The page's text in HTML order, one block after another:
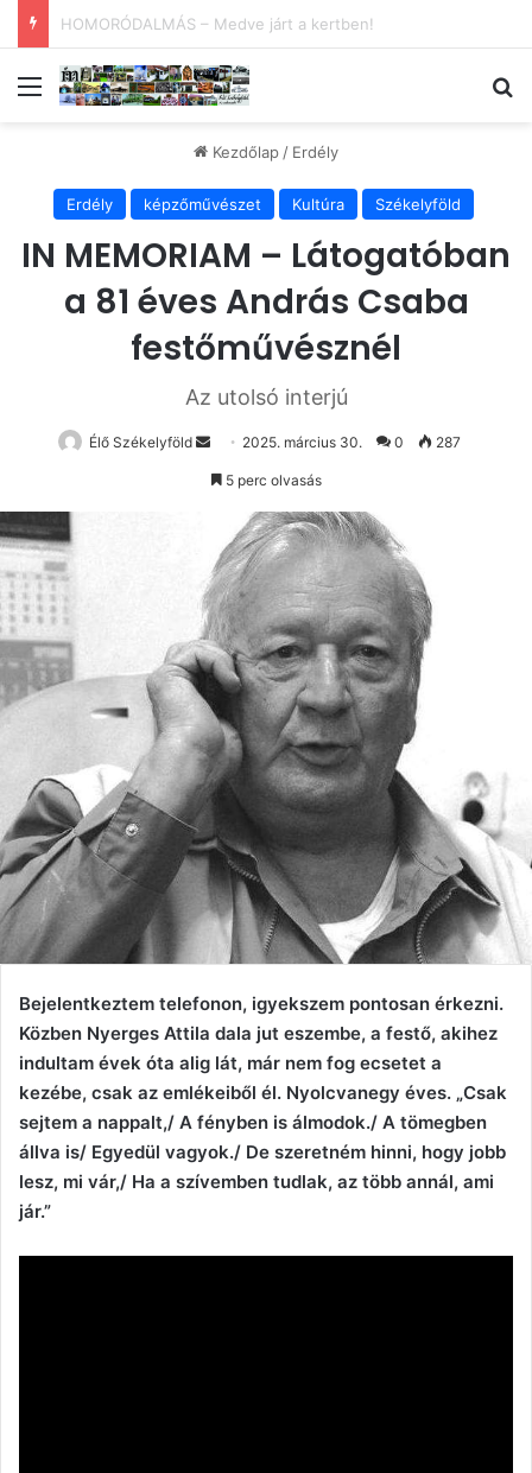
Kezdődik az 54. Tokaji Írótábor
Menü
Kezdőlap/ Erdély
Erdély képzőművészet Kultúra Székelyföld
IN MEMORIAM – Látogatóban
a 81 éves András Csaba
festőművésznél
Az utolsó interjú
Élő Székelyföld
Send
an
2025. március 30. 0 287
5 perc olvasás
Bejelentkeztem telefonon, igyekszem pontosan érkezni.
Közben Nyerges Attila dala jut eszembe, a festő, akihez
indultam évek óta alig lát, már nem fog ecsetet a
kezébe, csak az emlékeiből él. Nyolcvanegy éves. „Csak
sejtem a nappalt,/ A fényben is álmodok./ A tömegben
állva is/ Egyedül vagyok./ De szeretném hinni, hogy jobb
lesz, mi vár,/ Ha a szívemben tudlak, az több annál, ami
jár.”